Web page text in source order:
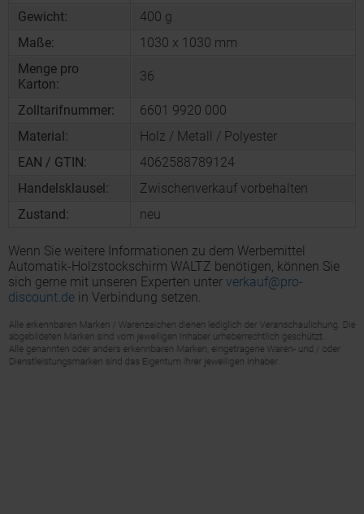
Gewicht:
400 g
Maße:
1030 x 1030 mm
Menge pro
Karton:
36
Zolltarifnummer:
6601 9920 000
Material:
Holz / Metall / Polyester
EAN / GTIN:
4062588789124
Handelsklausel:
Zwischenverkauf vorbehalten
Zustand:
neu
Wenn Sie weitere Informationen zu dem Werbemittel
Automatik-Holzstockschirm WALTZ benötigen, können Sie
sich gerne mit unseren Experten unter verkauf@pro-
discount.de in Verbindung setzen.